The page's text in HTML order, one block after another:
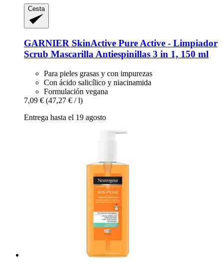
Cesta
GARNIER SkinActive Pure Active -​ Limpiador
Scrub Mascarilla Antiespinillas 3 in 1, 150 ml
Para pieles grasas y con impurezas
Con ácido salicílico y niacinamida
Formulación vegana
7,09 € (47,27 € / l)
Entrega hasta el 19 agosto